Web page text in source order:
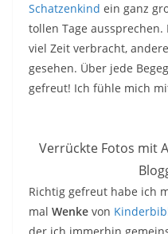
Schatzenkind ein ganz
tollen Tage
viel Zeit verbracht,
gesehen. Über jede
gefreut! Ich fühle mich
Verrückte Fotos mit
Richtig gefreut habe ich
mal Wenke von